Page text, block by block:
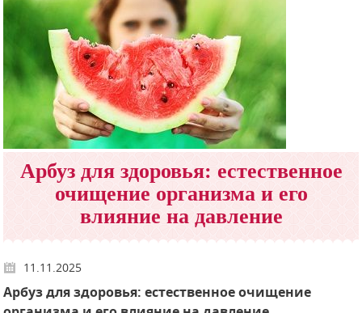
Арбуз для здоровья: естественное
очищение организма и его
влияние на давление
11.11.2025
Арбуз для здоровья: естественное очищение